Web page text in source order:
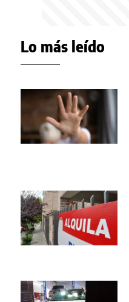
Lo más leído